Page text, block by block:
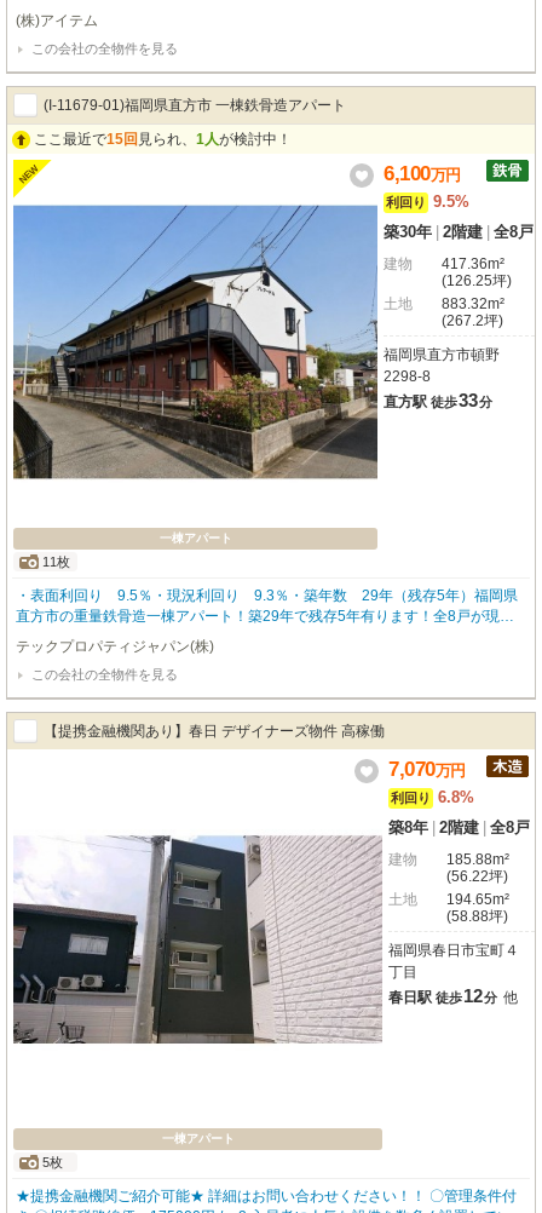
かな住環境が魅力の住宅街に位置しています♪「全室1K・ロフト付き」で空間
を広く使え、バス・トイレ別で快適な住空間！2面採光で日当たり・通風とも
に良好です◎徒歩10分圏内にコンビニやスーパーが揃っており、生活利便性も
良好！「ちょっと気になる！」そんなお気持ちの段階からでもお気軽にお問い
合わせください♪
(株)アイテム
この会社の全物件を見る
(I-11679-01)福岡県直方市 一棟鉄骨造アパート
ここ最近で15回 見られ、 1人が検討中！
NEW
一棟アパート
11枚
6,100万円
利回り
9.5%
築30年 2階建 全8戸
建物
417.36m²
(126.25坪)
土地
883.32m²
(267.2坪)
福岡県直方市頓野
2298-8
直方駅 徒歩33分
・表面利回り 9.5％・現況利回り 9.3％・築年数 29年（残存5年）福岡県
直方市の重量鉄骨造一棟アパート！築29年で残存5年有ります！全8戸が現在
満室稼働中で、想定利回りは9.5％！入居募集の手間なく購入後すぐに家賃収
入が得られます！全部屋リノベーション済みで、内外装ともに手入れが行き届
いており、入居者満足度の高い仕様となっています！福岡都市圏へのアクセス
も良好な直方市エリアで、通勤・通学にも便利なバス路線が整備されており、
交通利便性と静かな住環境を兼ね備えた立地です!駐車場も1部屋につき2台以
上確保されております！
テックプロパティジャパン(株)
この会社の全物件を見る
【提携金融機関あり】春日 デザイナーズ物件 高稼働
一棟アパート
5枚
7,070万円
利回り
6.8%
築8年 2階建 全8戸
建物
185.88m²
(56.22坪)
土地
194.65m²
(58.88坪)
福岡県春日市宝町４
丁目
春日駅 徒歩12分 他
★提携金融機関ご紹介可能★ 詳細はお問い合わせください！！ 〇管理条件付